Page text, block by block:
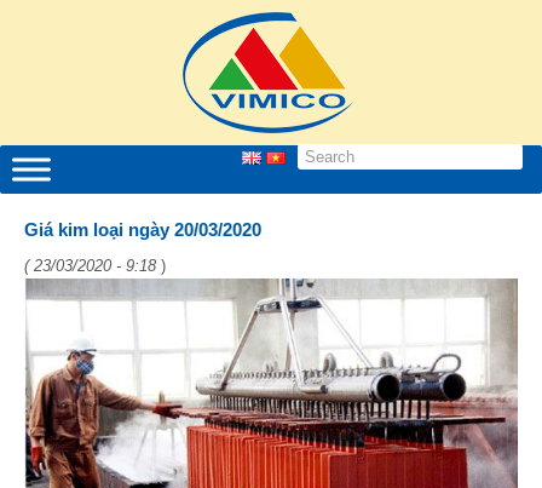
Giá kim loại ngày 20/03/2020
( 23/03/2020 - 9:18 )